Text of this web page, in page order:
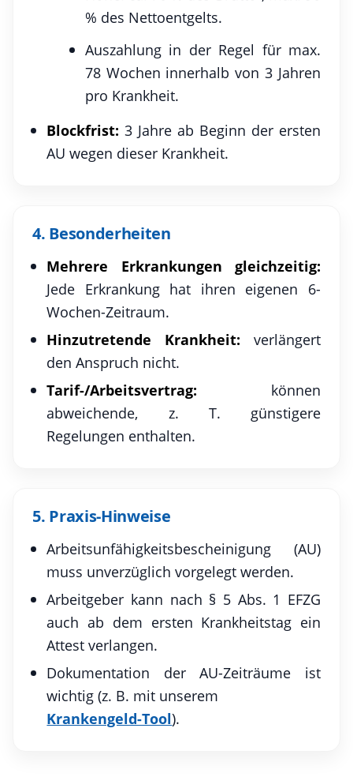
% des Nettoentgelts.
Auszahlung in der Regel für max.
78 Wochen innerhalb von 3 Jahren
pro Krankheit.
Blockfrist: 3 Jahre ab Beginn der ersten
AU wegen dieser Krankheit.
4. Besonderheiten
Mehrere Erkrankungen gleichzeitig:
Jede Erkrankung hat ihren eigenen 6-
Wochen-Zeitraum.
Hinzutretende Krankheit: verlängert
den Anspruch nicht.
Tarif-/Arbeitsvertrag: können
abweichende, z. T. günstigere
Regelungen enthalten.
5. Praxis-Hinweise
Arbeitsunfähigkeitsbescheinigung (AU)
muss unverzüglich vorgelegt werden.
Arbeitgeber kann nach § 5 Abs. 1 EFZG
auch ab dem ersten Krankheitstag ein
Attest verlangen.
Dokumentation der AU-Zeiträume ist
wichtig (z. B. mit unserem
Krankengeld-Tool).